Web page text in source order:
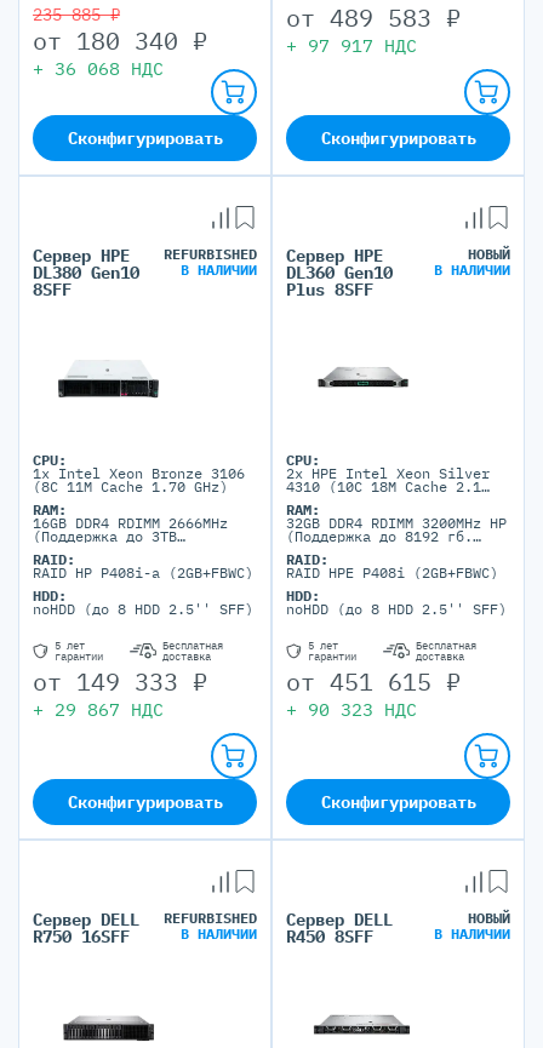
235 885 ₽
от 180 340 ₽
+ 36 068 НДС
Сконфигурировать
от 489 583 ₽
+ 97 917 НДС
Сконфигурировать
Сервер HPE
DL380 Gen10
8SFF
REFURBISHED
В НАЛИЧИИ
CPU:
1x Intel Xeon Bronze 3106
(8C 11M Cache 1.70 GHz)
RAM:
16GB DDR4 RDIMM 2666MHz
(Поддержка до 3TB
портов)
RAID:
RAID HP P408i-a (2GB+FBWC)
HDD:
noHDD (до 8 HDD 2.5'' SFF)
5 лет
гарантии
Бесплатная
доставка
от 149 333 ₽
+ 29 867 НДС
Сконфигурировать
Сервер HPE
DL360 Gen10
Plus 8SFF
НОВЫЙ
В НАЛИЧИИ
CPU:
2x HPE Intel Xeon Silver
4310 (10C 18M Cache 2.1
RAM:
32GB DDR4 RDIMM 3200MHz HP
(Поддержка до 8192 гб.
портов)
RAID:
RAID HPE P408i (2GB+FBWC)
HDD:
noHDD (до 8 HDD 2.5'' SFF)
5 лет
гарантии
Бесплатная
доставка
от 451 615 ₽
+ 90 323 НДС
Сконфигурировать
Сервер DELL
R750 16SFF
REFURBISHED
В НАЛИЧИИ
Сервер DELL
R450 8SFF
НОВЫЙ
В НАЛИЧИИ